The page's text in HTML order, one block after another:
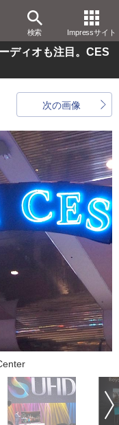
検索 Impressサイト
ディオも注目。CES
次の画像